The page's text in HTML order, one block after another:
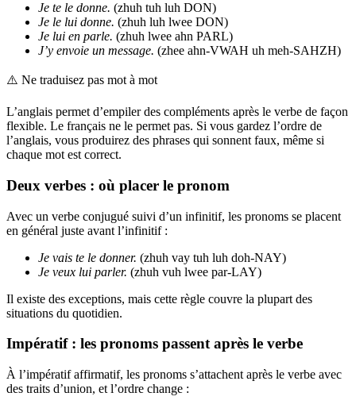
Je te le donne. (zhuh tuh luh DON)
Je le lui donne. (zhuh luh lwee DON)
Je lui en parle. (zhuh lwee ahn PARL)
J’y envoie un message. (zhee ahn-VWAH uh meh-SAHZH)
⚠️ Ne traduisez pas mot à mot
L’anglais permet d’empiler des compléments après le verbe de façon
flexible. Le français ne le permet pas. Si vous gardez l’ordre de
l’anglais, vous produirez des phrases qui sonnent faux, même si
chaque mot est correct.
Deux verbes : où placer le pronom
Avec un verbe conjugué suivi d’un infinitif, les pronoms se placent
en général juste avant l’infinitif :
Je vais te le donner. (zhuh vay tuh luh doh-NAY)
Je veux lui parler. (zhuh vuh lwee par-LAY)
Il existe des exceptions, mais cette règle couvre la plupart des
situations du quotidien.
Impératif : les pronoms passent après le verbe
À l’impératif affirmatif, les pronoms s’attachent après le verbe avec
des traits d’union, et l’ordre change :